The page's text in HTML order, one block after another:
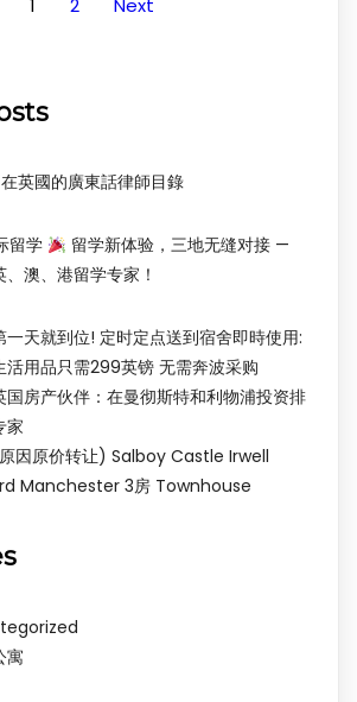
1 2 Next
英國的廣東話律師目錄
留学
留学新体验，三地无缝对接 —
、澳、港留学专家！
一天就到位! 定时定点送到宿舍即時使用:
活用品只需299英镑 无需奔波采购
国房产伙伴：在曼彻斯特和利物浦投资排
家
因原价转让) Salboy Castle Irwell
Manchester 3房 Townhouse
寓